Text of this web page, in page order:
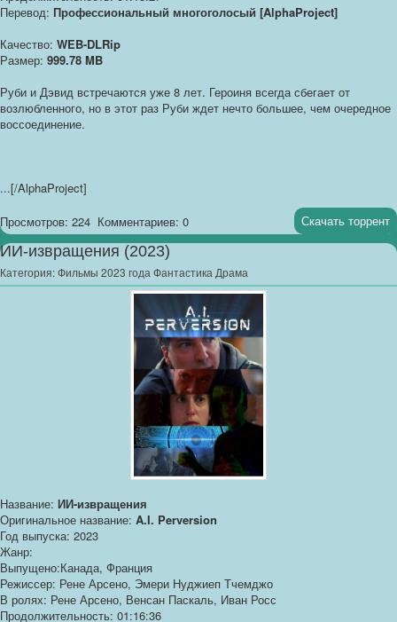
Перевод: Профессиональный многоголосый [AlphaProject]
Качество: WEB-DLRip
Размер: 999.78 MB
Руби и Дэвид встречаются уже 8 лет. Героиня всегда сбегает от
возлюбленного, но в этот раз Руби ждет нечто большее, чем очередное
воссоединение.
...[/AlphaProject]
Просмотров: 224 Комментариев: 0 Скачать торрент
ИИ-извращения (2023)
Категория:Фильмы 2023 года Фантастика Драма
Название: ИИ-извращения
Оригинальное название: A.I. Perversion
Год выпуска: 2023
Жанр:
Выпущено:Канада, Франция
Режиссер: Рене Арсено, Эмери Нуджиеп Тчемджо
В ролях: Рене Арсено, Венсан Паскаль, Иван Росс
Продолжительность: 01:16:36